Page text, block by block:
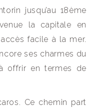
jusqu’au 18ème
la capitale en
facile à la mer.
ses charmes du
offrir en termes de
Ce chemin part